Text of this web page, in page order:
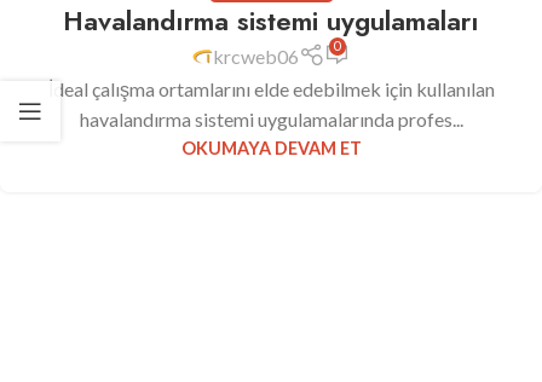
Havalandırma sistemi uygulamaları
krcweb06 0
İdeal çalışma ortamlarını elde edebilmek için kullanılan
havalandırma sistemi uygulamalarında profes...
OKUMAYA DEVAM ET